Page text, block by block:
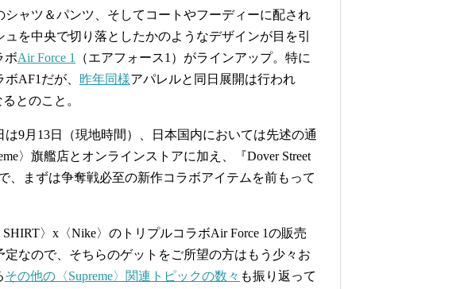
ャツ＆パンツ、そしてコートやフーディーに配され
を中央で切り落としたかのようなデザインが目を引
ボAir Force 1
（エアフォース1）がラインアップ。特に
AF1だが、 昨年同様アパレルと同日展開は行われ
とのこと。
9月13日（現地時間）、日本国内においては先述の通
〉旗艦店とオンラインストアに加え、『Dover Street
、まずは争奪戦必至の新作コラボアイテムを前もって
SHIRT〉x〈Nike〉のトリプルコラボAir Force 1の販売
なので、そちらのゲットをご所望の方はもう少々お
その他の〈Supreme〉関連トピックの数々 も振り返って